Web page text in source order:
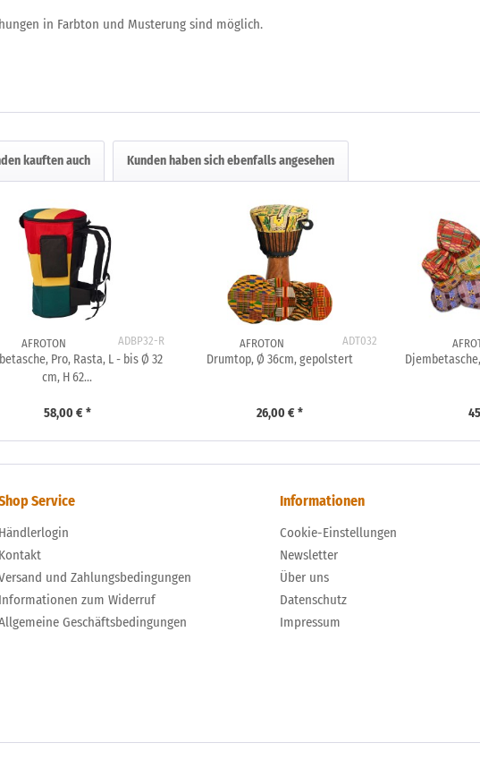
in Farbton und Musterung sind möglich.
kauften auch Kunden haben sich ebenfalls angesehen
ADBP32-R
AFROTON
Pro, Rasta, L - bis Ø 32
cm, H 62...
58,00 € *
ADT032
AFROTON
Drumtop, Ø 36cm, gepolstert
26,00 € *
Service
Händlerlogin
Kontakt
und Zahlungsbedingungen
Informationen zum Widerruf
Geschäftsbedingungen
Informationen
Cookie-Einstellungen
Newsletter
Über uns
Datenschutz
Impressum